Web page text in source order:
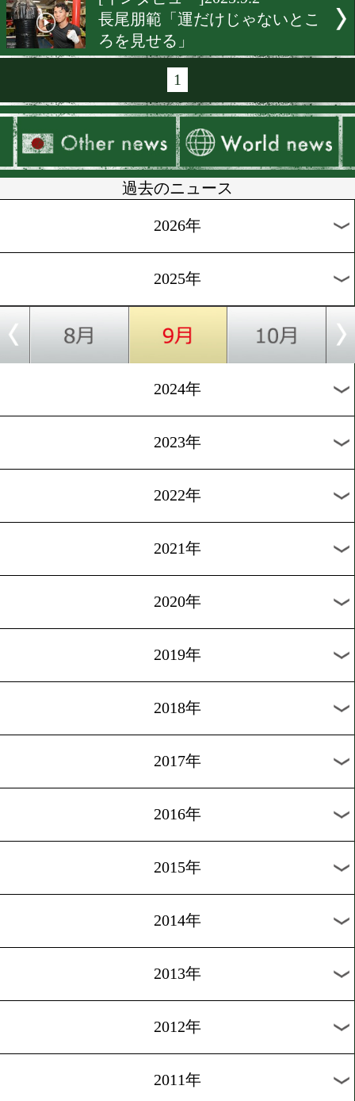
井上尚弥vsアフマダリエフ
トレーナーの目
[インタビュー]2025.9.8
期待のランカー! チャン・
フンが日本での成功を夢見
[ショートインタビュー
内藤律樹が豪州で再起戦
[インタビュー]2025.9.3
ャンスを掴む!
[インタビュー]2025.9.2
長尾朋範「運だけじゃない
ろを見せる」
過去のニュース
2026年
2025年
2023年
2022年
2021年
2020年